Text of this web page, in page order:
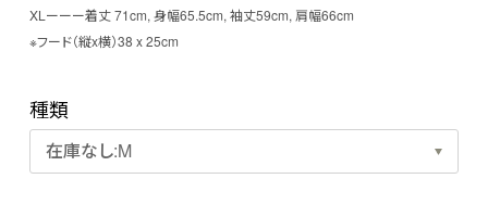
XLーーー着丈 71cm, 身幅65.5cm, 袖丈59cm, 肩幅66cm
※フード（縦x横）38 x 25cm
種類